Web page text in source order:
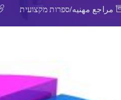
مراجع مهنيه/ספרות מקצועית